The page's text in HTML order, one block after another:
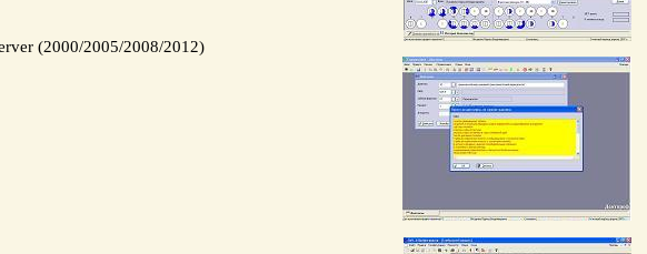
(2000/2005/2008/2012)